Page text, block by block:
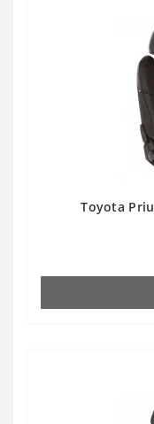
Toyota